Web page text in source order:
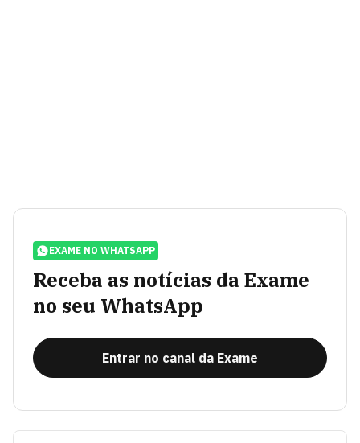
EXAME NO WHATSAPP
Receba as notícias da Exame
no seu WhatsApp
Entrar no canal da Exame